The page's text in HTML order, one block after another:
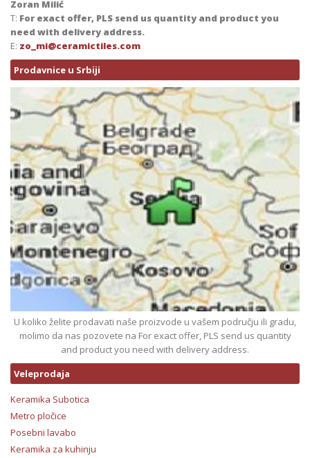
Zoran Milić
T: For exact offer, PLS send us quantity and product you
need with delivery address.
E: zo_mi@ceramictiles.com
Prodavnice u Srbiji
U koliko želite prodavati naše proizvode u vašem području ili gradu,
molimo da nas pozovete na For exact offer, PLS send us quantity
and product you need with delivery address.
Veleprodaja
Keramika Subotica
Metro pločice
Posebni lavabo
Keramika za kuhinju